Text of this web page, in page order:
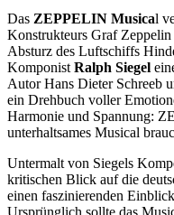
Das ZEPPELIN Musical
Konstrukteurs Graf
Absturz des Luftschiffs
Komponist Ralph Siegel
Autor Hans Dieter Schreeb
ein Drehbuch voller
Harmonie und Spannung:
unterhaltsames Musical
Untermalt von Siegels
kritischen Blick auf die
einen faszinierenden